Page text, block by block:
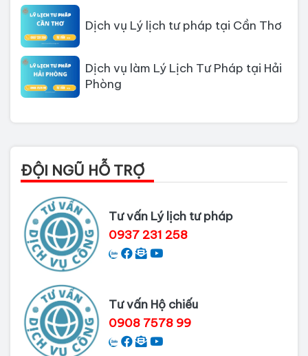
Dịch vụ Lý lịch tư pháp tại Cần Thơ
Dịch vụ làm Lý Lịch Tư Pháp tại Hải
Phòng
Thủ tục làm Lý Lịch Tư Pháp tại Hồ
Chí Minh
Thủ tục làm lý lịch tư pháp tại Đồng
Nai
Dịch vụ làm phiếu lý lịch tư pháp
Thủ tục làm Lý lịch tư pháp tại Bình
Dương
ĐỘI NGŨ HỖ TRỢ
Tư vấn Lý lịch tư pháp
0937 231 258
Tư vấn Hộ chiếu
0908 7578 99